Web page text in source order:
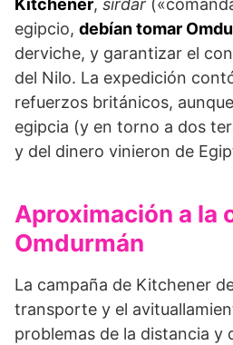
Kitchener, sirdar
egipcio, debían tomar
derviche, y garantizar el
del Nilo. La expedición
refuerzos británicos,
egipcia (y en torno a dos
y del dinero vinieron de
Aproximación a la
Omdurmán
La campaña de Kitchener
transporte y el
problemas de la distancia y